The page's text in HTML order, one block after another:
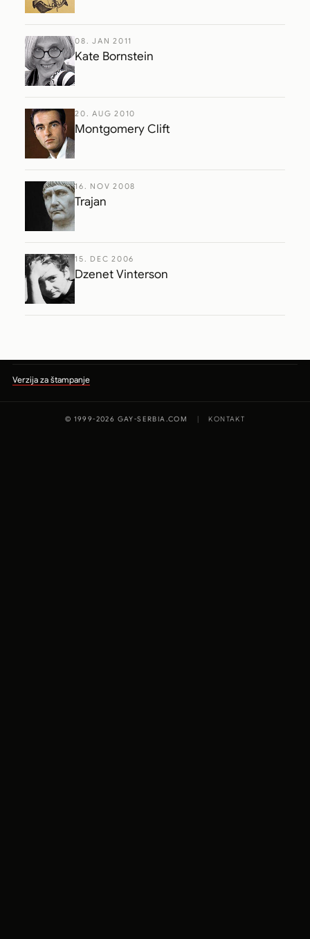
08. JAN 2011
Kate Bornstein
20. AUG 2010
Montgomery Clift
16. NOV 2008
Trajan
15. DEC 2006
Dzenet Vinterson
Verzija za štampanje
© 1999-2026 GAY-SERBIA.COM KONTAKT